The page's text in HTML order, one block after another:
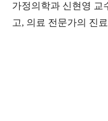
가정의학과 신현영 교
고, 의료 전문가의 진